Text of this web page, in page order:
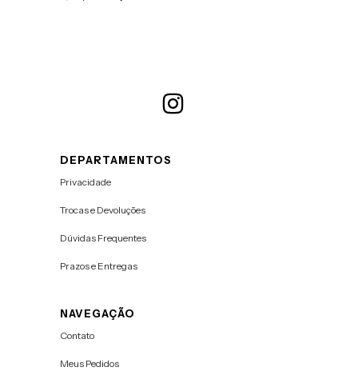
DEPARTAMENTOS
Privacidade
Trocas e Devoluções
Dúvidas Frequentes
Prazos e Entregas
NAVEGAÇÃO
Contato
Meus Pedidos